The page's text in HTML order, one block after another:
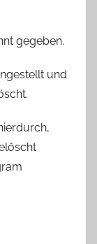
gegeben.
und